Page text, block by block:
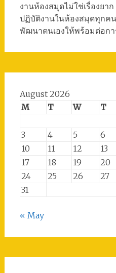
งานห้องสมุดไม่ใช่เรื่องยา
ปฏิบัติงานในห้องสมุดทุกค
พัฒนาตนเองให้พร้อมต่อกา
August 2026
M
T W T
3
4 5 6
10
11 12 13
17
18 19 20
24
25 26 27
31
« May